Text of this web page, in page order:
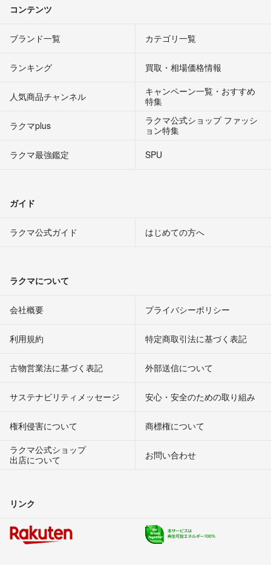
コンテンツ
ブランド一覧 カテゴリ一覧
ランキング 買取・相場価格情報
人気商品チャンネル
キャンペーン一覧・おすすめ
特集
ラクマplus
ラクマ公式ショップ ファッシ
ョン特集
ラクマ最強鑑定
SPU
ガイド
ラクマ公式ガイド はじめての方へ
ラクマについて
会社概要 プライバシーポリシー
利用規約 特定商取引法に基づく表記
古物営業法に基づく表記 外部送信について
サステナビリティメッセージ 安心・安全のための取り組み
権利侵害について
商標権について
ラクマ公式ショップ
出店について
お問い合わせ
リンク